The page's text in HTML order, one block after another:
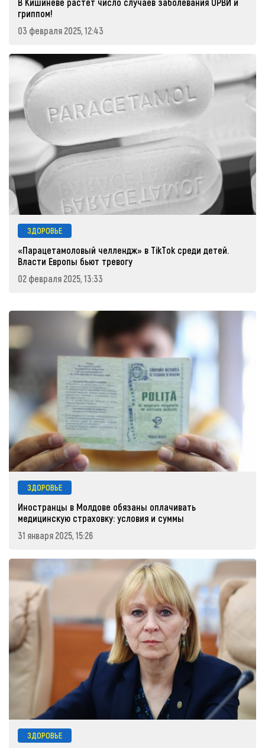
гриппом!
03 февраля 2025, 12:43
ЗДОРОВЬЕ
«Парацетамоловый челлендж» в TikTok среди детей.
Власти Европы бьют тревогу
02 февраля 2025, 13:33
ЗДОРОВЬЕ
Иностранцы в Молдове обязаны оплачивать
медицинскую страховку: условия и суммы
31 января 2025, 15:26
ЗДОРОВЬЕ